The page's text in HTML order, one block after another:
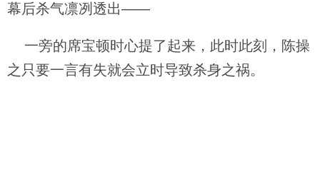
幕后杀气凛冽透出——
一旁的席宝顿时心提了起来，此时此刻，陈操
之只要一言有失就会立时导致杀身之祸。